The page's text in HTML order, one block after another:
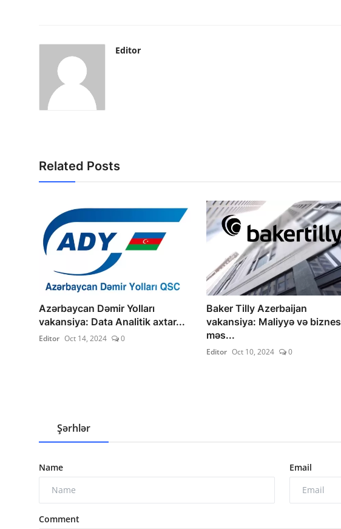
Editor
Related Posts
Azərbaycan Dəmir Yolları
vakansiya: Data Analitik axtar...
Editor Oct 14, 2024 0
Baker Tilly Azerbaijan
vakansiya: Maliyyə və biznes
məs...
Editor Oct 10, 2024 0
Şərhlər
Name Email
Comment